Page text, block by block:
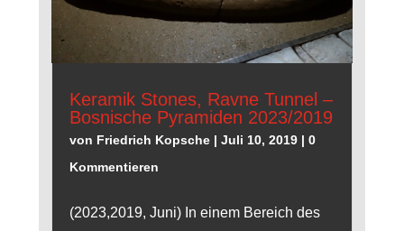
Keramik Stones, Ravne Tunnel –
Bosnische Pyramiden 2023/2019
von Friedrich Kopsche |Juli 10, 2019 | 0
Kommentieren
(2023,2019, Juni) In einem Bereich des